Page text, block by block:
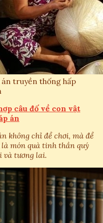
truyền thống hấp
câu đố về con vật
án
không chỉ để chơi, mà để
món quà tinh thần quý
và tương lai.